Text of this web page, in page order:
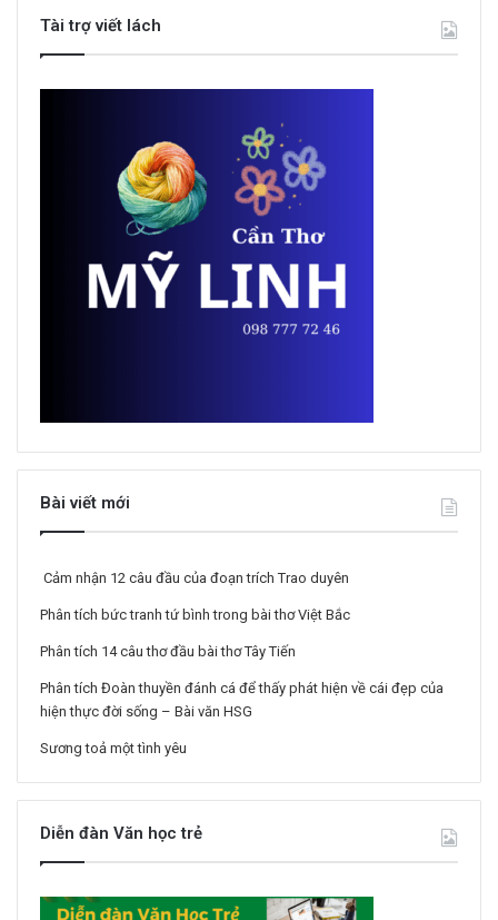
Tài trợ viết lách
Bài viết mới
Cảm nhận 12 câu đầu của đoạn trích Trao duyên
Phân tích bức tranh tứ bình trong bài thơ Việt Bắc
Phân tích 14 câu thơ đầu bài thơ Tây Tiến
Phân tích Đoàn thuyền đánh cá để thấy phát hiện về cái đẹp của
hiện thực đời sống – Bài văn HSG
Sương toả một tình yêu
Diễn đàn Văn học trẻ